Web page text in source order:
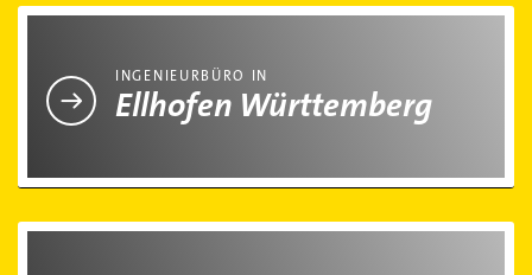
INGENIEURBÜRO IN
Ellhofen Württemberg